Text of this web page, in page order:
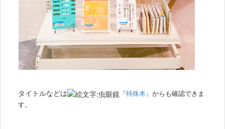
タイトルなどは 『特殊本』 からも確認できま
す。